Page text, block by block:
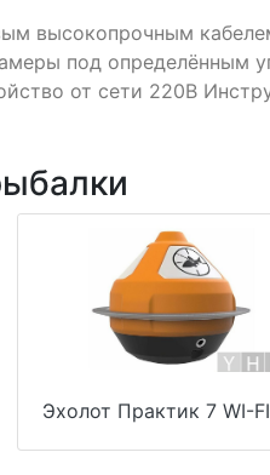
высокопрочным
под определённым
от сети 220В
Эхолот Практик 7 WI-FI